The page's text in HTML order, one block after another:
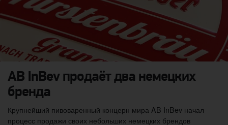
AB InBev продаёт два немецких
бренда
Крупнейший пивоваренный концерн мира AB InBev начал
процесс продажи своих небольших немецких брендов